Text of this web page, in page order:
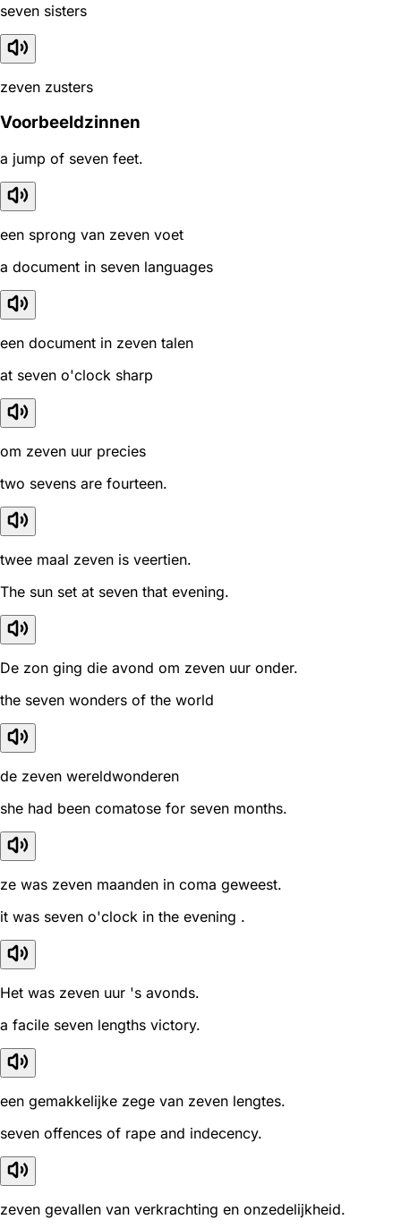
seven sisters
zeven zusters
Voorbeeldzinnen
a jump of seven feet.
een sprong van zeven voet
a document in seven languages
een document in zeven talen
at seven o'clock sharp
om zeven uur precies
two sevens are fourteen.
twee maal zeven is veertien.
The sun set at seven that evening.
De zon ging die avond om zeven uur onder.
the seven wonders of the world
de zeven wereldwonderen
she had been comatose for seven months.
ze was zeven maanden in coma geweest.
it was seven o'clock in the evening .
Het was zeven uur 's avonds.
a facile seven lengths victory.
een gemakkelijke zege van zeven lengtes.
seven offences of rape and indecency.
zeven gevallen van verkrachting en onzedelijkheid.